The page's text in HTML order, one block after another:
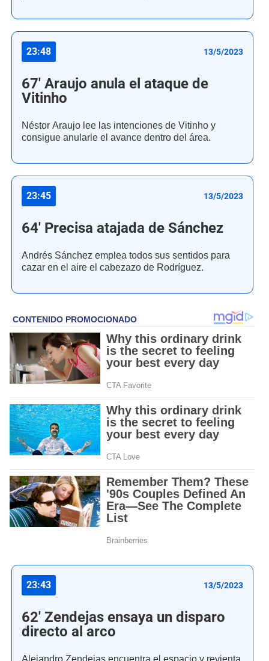
23:48 13/5/2023
67' Araujo anula el ataque de
Vitinho
Néstor Araujo lee las intenciones de Vitinho y
consigue anularle el avance dentro del área.
23:45 13/5/2023
64' Precisa atajada de Sánchez
Andrés Sánchez emplea todos sus sentidos para
cazar en el aire el cabezazo de Rodríguez.
23:43 13/5/2023
62' Zendejas ensaya un disparo
directo al arco